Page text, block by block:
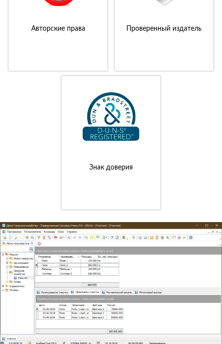
Авторские права Проверенный издатель
Знак доверия